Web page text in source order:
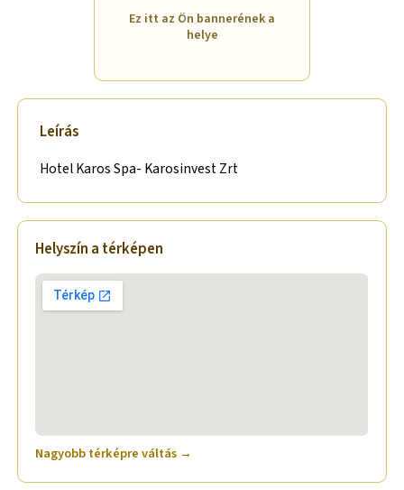
Ez itt az Ön bannerének a
helye
Leírás
Hotel Karos Spa- Karosinvest Zrt
Helyszín a térképen
Nagyobb térképre váltás →